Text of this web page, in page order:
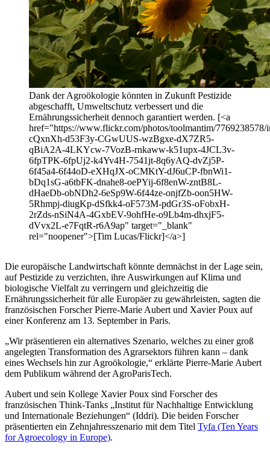
Dank der Agroökologie könnten in Zukunft Pestizide
abgeschafft, Umweltschutz verbessert und die
Ernährungssicherheit dennoch garantiert werden. [<a
href="https://www.flickr.com/photos/toolmantim/7769238578/
cQxnXh-d53F3y-CGwUUS-wzBgxe-dX7ZR5-
qBiA2A-4LKYcw-7VozB-rnkaww-k51upx-4JCL3v-
6fpTPK-6fpUj2-k4Yv4H-7541jt-8q6yAQ-dvZj5P-
6f45a4-6f44oD-eXHqJX-oCMKtY-dJ6uCP-fbnWi1-
bDq1sG-a6tbFK-dnahe8-oePYij-6f8enW-zntB8L-
dHaeDb-obNDh2-6eSp9W-6f44ze-onjfZb-oon5HW-
5Rhmpj-diugKp-dSfkk4-oF573M-pdGr3S-oFobxH-
2rZds-nSiN4A-4GxbEV-9ohfHe-o9Lb4m-dhxjF5-
dVvx2L-e7FqtR-r6A9ap" target="_blank"
rel="noopener">[Tim Lucas/Flickr]</a>]
Die europäische Landwirtschaft könnte demnächst in der Lage sein,
auf Pestizide zu verzichten, ihre Auswirkungen auf Klima und
biologische Vielfalt zu verringern und gleichzeitig die
Ernährungssicherheit für alle Europäer zu gewährleisten, sagten die
französischen Forscher Pierre-Marie Aubert und Xavier Poux auf
einer Konferenz am 13. September in Paris.
„Wir präsentieren ein alternatives Szenario, welches zu einer groß
angelegten Transformation des Agrarsektors führen kann – dank
eines Wechsels hin zur Agroökologie,“ erklärte Pierre-Marie Aubert
dem Publikum während der AgroParisTech.
Aubert und sein Kollege Xavier Poux sind Forscher des
französischen Think-Tanks „Institut für Nachhaltige Entwicklung
und Internationale Beziehungen“ (Iddri). Die beiden Forscher
präsentierten ein Zehnjahresszenario mit dem Titel Tyfa (Ten Years
for Agroecology in Europe).